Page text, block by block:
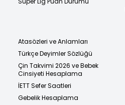
Atasözleri ve Anlamları
Türkçe Deyimler Sözlüğü
Çin Takvimi 2026 ve Bebek
Cinsiyeti Hesaplama
İETT Sefer Saatleri
Gebelik Hesaplama